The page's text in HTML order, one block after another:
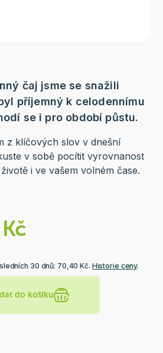
čaj jsme se snažili
příjemný k celodennímu
se i pro období půstu.
z klíčových slov v dnešní
v sobě pocítit vyrovnanost
i ve vašem volném čase.
30 dnů: 70,40 Kč. Historie ceny.
do košíku